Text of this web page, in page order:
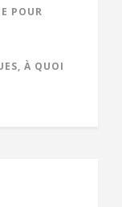
POUR
À QUOI